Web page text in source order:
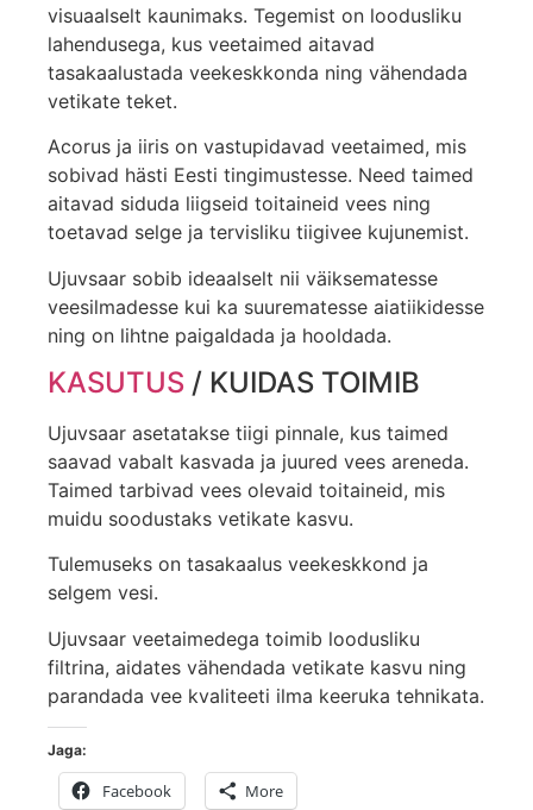
visuaalselt kaunimaks. Tegemist on loodusliku
lahendusega, kus veetaimed aitavad
tasakaalustada veekeskkonda ning vähendada
vetikate teket.
Acorus ja iiris on vastupidavad veetaimed, mis
sobivad hästi Eesti tingimustesse. Need taimed
aitavad siduda liigseid toitaineid vees ning
toetavad selge ja tervisliku tiigivee kujunemist.
Ujuvsaar sobib ideaalselt nii väiksematesse
veesilmadesse kui ka suurematesse aiatiikidesse
ning on lihtne paigaldada ja hooldada.
KASUTUS / KUIDAS TOIMIB
Ujuvsaar asetatakse tiigi pinnale, kus taimed
saavad vabalt kasvada ja juured vees areneda.
Taimed tarbivad vees olevaid toitaineid, mis
muidu soodustaks vetikate kasvu.
Tulemuseks on tasakaalus veekeskkond ja
selgem vesi.
Ujuvsaar veetaimedega toimib loodusliku
filtrina, aidates vähendada vetikate kasvu ning
parandada vee kvaliteeti ilma keeruka tehnikata.
Jaga:
Facebook More